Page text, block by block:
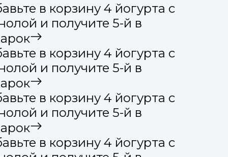
в корзину 4 йогурта с
и получите 5-й в
в корзину 4 йогурта с
и получите 5-й в
в корзину 4 йогурта с
и получите 5-й в
в корзину 4 йогурта с